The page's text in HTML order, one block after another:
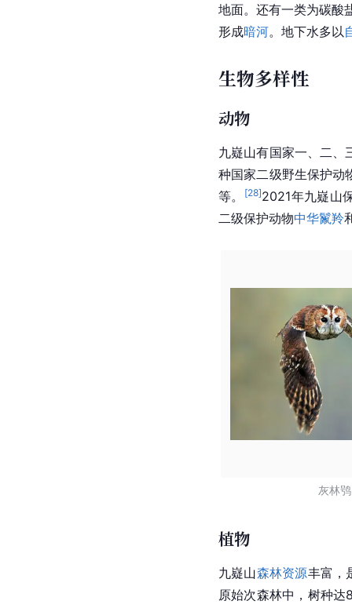
地面。还有一类为碳酸
形成暗河。地下水多以
生物多样性
动物
九嶷山有国家一、二、
种国家二级野生保护动
等。
[28]2021年九嶷山
二级保护动物中华鬣羚
灰林鸮
植物
九嶷山森林资源丰富，
原始次森林中，树种